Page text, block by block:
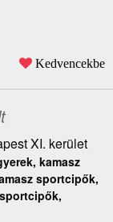
Kedvencekbe
XI. kerület
kamasz
sportcipők,